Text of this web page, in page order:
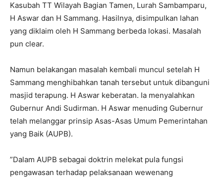
Kasubah TT Wilayah Bagian Tamen, Lurah Sambamparu,
H Aswar dan H Sammang. Hasilnya, disimpulkan lahan
yang diklaim oleh H Sammang berbeda lokasi. Masalah
pun clear.
Namun belakangan masalah kembali muncul setelah H
Sammang menghibahkan tanah tersebut untuk dibanguni
masjid terapung. H Aswar keberatan. Ia menyalahkan
Gubernur Andi Sudirman. H Aswar menuding Gubernur
telah melanggar prinsip Asas-Asas Umum Pemerintahan
yang Baik (AUPB).
”Dalam AUPB sebagai doktrin melekat pula fungsi
pengawasan terhadap pelaksanaan wewenang